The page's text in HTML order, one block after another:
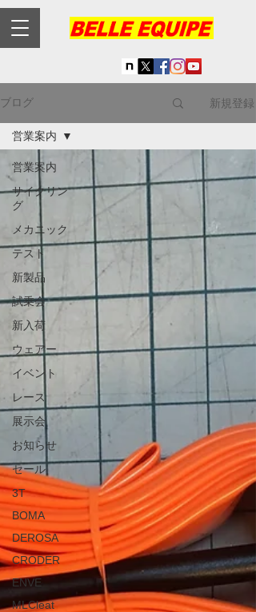
ブログ 新規登録
営業案内
サイクリン
グ
メカニック
テスト
新製品
試乗会
新入荷
ウェアー
イベント
レース
展示会
お知らせ
セール
3T
BOMA
DEROSA
CRODER
ENVE
MLCleat
営業案内